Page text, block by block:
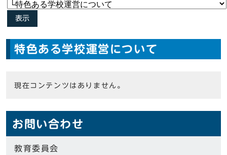
表示
特色ある学校運営について
現在コンテンツはありません。
お問い合わせ
教育委員会